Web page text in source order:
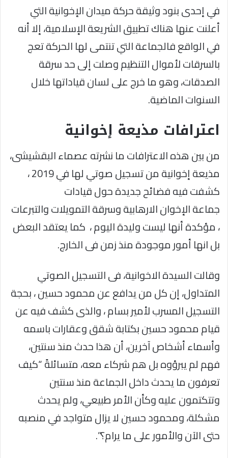
في إحدى بنود وثيقة حركة ميدان الإخوانية التي
أعلنت عنها هناك تطبيق الشريعة الإسلامية، إلا أنه
في الواقع فالجماعة التي تنتمى لها الحركة تعج
بالسرقات لأموال التنظيم وصلت إلى حد سرقة
الصدقات، وهو ما خرج على لسان قياداتها خلال
السنوات الماضية.
اعترافات مذيعة إخوانية
من بين هذه الاعترافات ما نشرته عصماء البقشيشى،
مذيعة إخوانية من تسجيل صوتي لها في 2019 ،
كشفت فيه فضائح جديدة حول قيادات
جماعة الإخوان الارهابية وسرقة التمويلات والتبرعات
، مؤكدة أنها ليست وليدة اليوم ، كما يعتقد البعض
بل انها أمور موجودة منذ زمن فى الخارج.
وقالت السيدة الاخوانية، فى التسجيل الصوتي
المتداول، إن كل من يدافع عن محمود حسين ، بحجة
التسجيل المسرب لأمير بسام ، والذى كشف فيه عن
قيام محمود حسين بكتابة شقق وعقارات باسمه
وأسماء أشخاص آخرين، أن هذا حدث منذ سنتين،
فهم لم يبرؤوه بل هم شركاء معه، متسائلةً “كيف
تعرفون ما يحدث داخل الجماعة منذ سنتين
وتتكتمون عليه وكأن الأمر طبيعي، ولم يحدث
مشكلة، ومحمود حسين لا يزال متواجد في منصبه
حتى الآن والأمور على ما يرام؟”.